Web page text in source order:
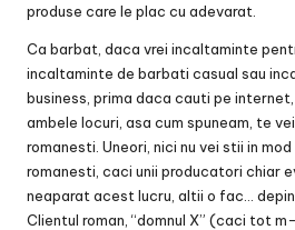
produse care le plac cu adevarat.
Ca barbat, daca vrei incaltaminte
incaltaminte de barbati casual sau
business, prima daca cauti pe internet,
ambele locuri, asa cum spuneam, te
romanesti. Uneori, nici nu vei stii in
romanesti, caci unii producatori chiar
neaparat acest lucru, altii o fac…
Clientul roman, “domnul X” (caci tot